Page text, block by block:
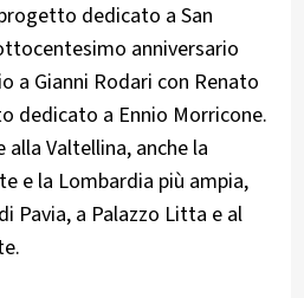
dedicato a San
anniversario
a Gianni Rodari con Renato
dedicato a Ennio Morricone.
Valtellina, anche la
e la Lombardia più ampia,
Pavia, a Palazzo Litta e al